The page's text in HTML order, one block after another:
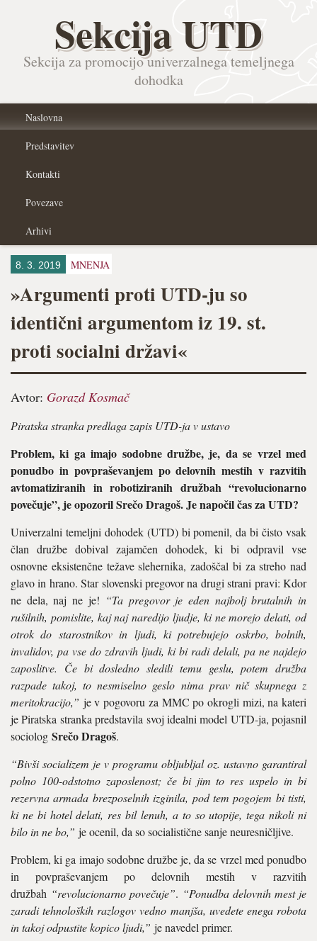
Sekcija UTD
Sekcija za promocijo univerzalnega temeljnega
dohodka
Naslovna
Predstavitev
Kontakti
Povezave
Arhivi
8. 3. 2019 MNENJA
»Argumenti proti UTD-ju so
identični argumentom iz 19. st.
proti socialni državi«
Avtor: Gorazd Kosmač
Piratska stranka predlaga zapis UTD-ja v ustavo
Problem, ki ga imajo sodobne družbe, je, da se vrzel med
ponudbo in povpraševanjem po delovnih mestih v razvitih
avtomatiziranih in robotiziranih družbah “revolucionarno
povečuje”, je opozoril Srečo Dragoš. Je napočil čas za UTD?
Univerzalni temeljni dohodek (UTD) bi pomenil, da bi čisto vsak
član družbe dobival zajamčen dohodek, ki bi odpravil vse
osnovne eksistenčne težave slehernika, zadoščal bi za streho nad
glavo in hrano. Star slovenski pregovor na drugi strani pravi: Kdor
ne dela, naj ne je! “Ta pregovor je eden najbolj brutalnih in
rušilnih, pomislite, kaj naj naredijo ljudje, ki ne morejo delati, od
otrok do starostnikov in ljudi, ki potrebujejo oskrbo, bolnih,
invalidov, pa vse do zdravih ljudi, ki bi radi delali, pa ne najdejo
zaposlitve. Če bi dosledno sledili temu geslu, potem družba
razpade takoj, to nesmiselno geslo nima prav nič skupnega z
meritokracijo,” je v pogovoru za MMC po okrogli mizi, na kateri
je Piratska stranka predstavila svoj idealni model UTD-ja, pojasnil
sociolog Srečo Dragoš.
“Bivši socializem je v programu obljubljal oz. ustavno garantiral
polno 100-odstotno zaposlenost; če bi jim to res uspelo in bi
rezervna armada brezposelnih izginila, pod tem pogojem bi tisti,
ki ne bi hotel delati, res bil lenuh, a to so utopije, tega nikoli ni
bilo in ne bo,” je ocenil, da so socialistične sanje neuresničljive.
Problem, ki ga imajo sodobne družbe je, da se vrzel med ponudbo
in povpraševanjem po delovnih mestih v razvitih
družbah “revolucionarno povečuje”. “Ponudba delovnih mest je
zaradi tehnoloških razlogov vedno manjša, uvedete enega robota
in takoj odpustite kopico ljudi,” je navedel primer.